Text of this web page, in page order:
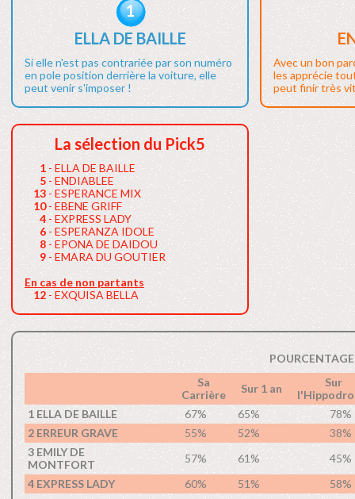
1
ELLA DE BAILLE
Si elle n'est pas contrariée par son numéro
en pole position derrière la voiture, elle
peut venir s'imposer !
Avec un bon
les apprécie
peut finir très
La sélection du Pick5
1- ELLA DE BAILLE
5- ENDIABLEE
13- ESPERANCE MIX
10- EBENE GRIFF
4- EXPRESS LADY
6- ESPERANZA IDOLE
8- EPONA DE DAIDOU
9- EMARA DU GOUTIER
En cas de non partants
12- EXQUISA BELLA
Sa
Carrière
Sur 1 an
Sur
1 ELLA DE BAILLE
67% 65%
78%
2 ERREUR GRAVE
55% 52%
38%
3 EMILY DE
MONTFORT
57% 61%
45%
4 EXPRESS LADY
60% 51%
58%